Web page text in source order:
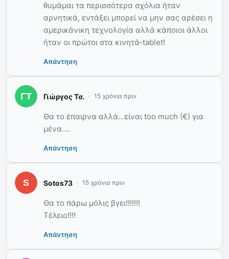
θυμάμαι τα περισσότερα σχόλια ήταν
αρνητικά, εντάξει μπορεί να μην σας αρέσει η
αμερικάνικη τεχνολογία αλλά κάποιοι άλλοι
ήταν οι πρώτοι στα κινητά-tablet!
Απάντηση
Γιώργος Τσ. 15 χρόνια πριν
Θα το έπαιρνα αλλά…είναι too much (€) για
μένα….
Απάντηση
Sotos73 15 χρόνια πριν
Θα το πάρω μόλις βγει!!!!!!!
Τέλειο!!!!
Απάντηση